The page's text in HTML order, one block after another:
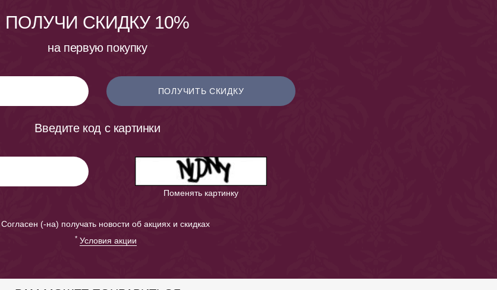
ПОЛУЧИ СКИДКУ 10%
на первую покупку
ПОЛУЧИТЬ СКИДКУ
Введите код с картинки
Поменять картинку
Cогласен (-на) получать новости об акциях и скидках
* Условия акции